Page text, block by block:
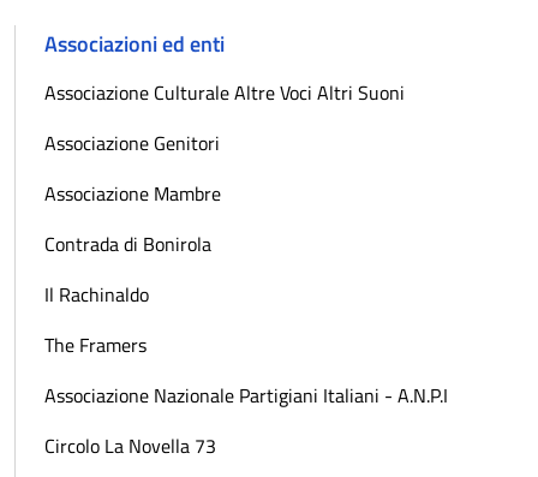
Associazioni ed enti
Associazione Culturale Altre Voci Altri Suoni
Associazione Genitori
Associazione Mambre
Contrada di Bonirola
Il Rachinaldo
The Framers
Associazione Nazionale Partigiani Italiani - A.N.P.I
Circolo La Novella 73